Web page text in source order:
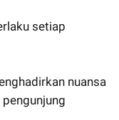
setiap
nuansa